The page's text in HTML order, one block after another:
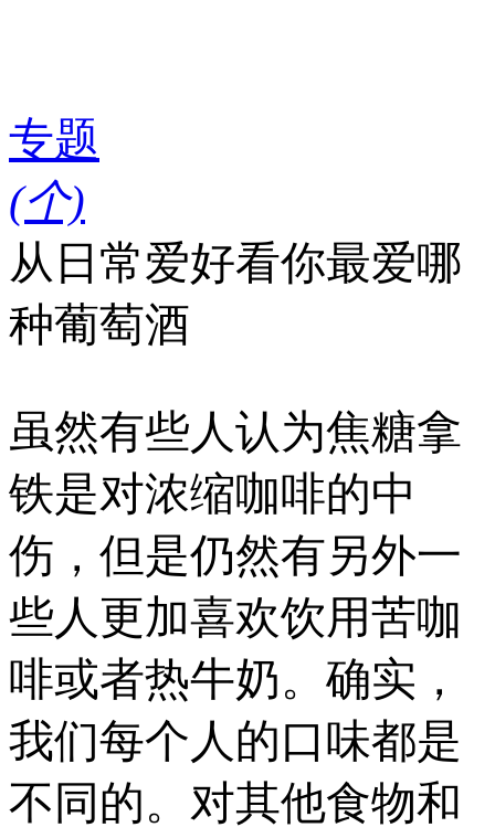
专题
(个)
从日常爱好看你最爱哪
种葡萄酒
虽然有些人认为焦糖拿
铁是对浓缩咖啡的中
伤，但是仍然有另外一
些人更加喜欢饮用苦咖
啡或者热牛奶。确实，
我们每个人的口味都是
不同的。对其他食物和